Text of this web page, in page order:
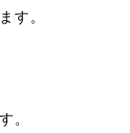
す。
。